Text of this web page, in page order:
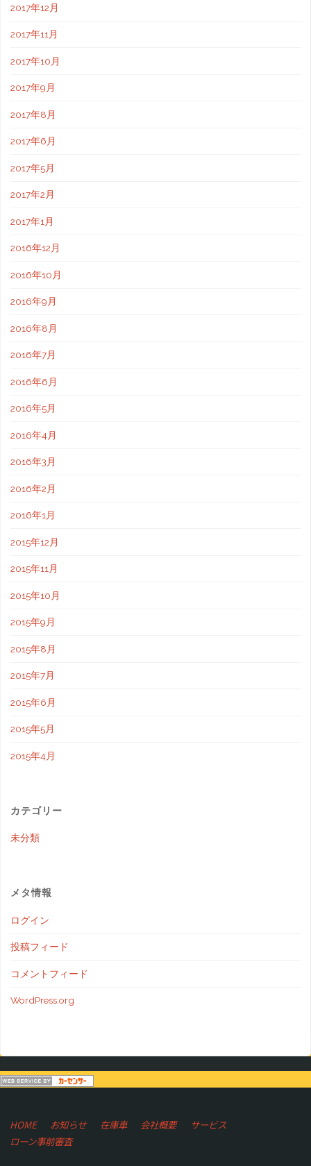
2017年12月
2017年11月
2017年10月
2017年9月
2017年8月
2017年6月
2017年5月
2017年2月
2017年1月
2016年12月
2016年10月
2016年9月
2016年8月
2016年7月
2016年6月
2016年5月
2016年4月
2016年3月
2016年2月
2016年1月
2015年12月
2015年11月
2015年10月
2015年9月
2015年8月
2015年7月
2015年6月
2015年5月
2015年4月
カテゴリー
未分類
メタ情報
ログイン
投稿フィード
コメントフィード
WordPress.org
HOME お知らせ 在庫車 会社概要
サービス
ローン事前審査